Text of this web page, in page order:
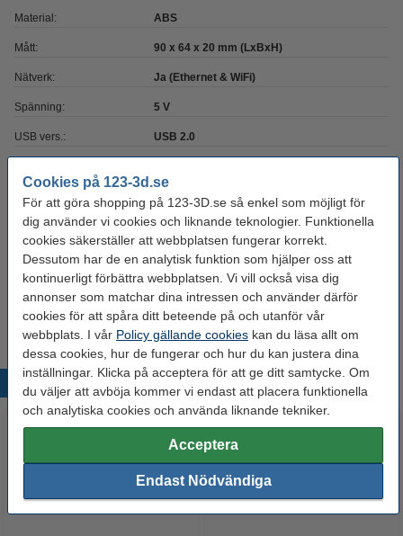
Cookies på 123-3d.se
För att göra shopping på 123-3D.se så enkel som möjligt för
dig använder vi cookies och liknande teknologier. Funktionella
cookies säkerställer att webbplatsen fungerar korrekt.
Dessutom har de en analytisk funktion som hjälper oss att
kontinuerligt förbättra webbplatsen. Vi vill också visa dig
annonser som matchar dina intressen och använder därför
cookies för att spåra ditt beteende på och utanför vår
webbplats. I vår Policy gällande cookies kan du läsa allt om
dessa cookies, hur de fungerar och hur du kan justera dina
inställningar. Klicka på acceptera för att ge ditt samtycke. Om
du väljer att avböja kommer vi endast att placera funktionella
och analytiska cookies och använda liknande tekniker.
Acceptera
Endast Nödvändiga
Material: ABS
Mått: 90 x 64 x 20 mm (LxBxH)
Nätverk: Ja (Ethernet & WiFi)
Spänning: 5 V
USB vers.: USB 2.0
Produktkod: DAR01274
Glöm inte att beställa!
123-3D USB-A till micro USB kabel USB 2.0 |
95cm | Svart
Populära produkter